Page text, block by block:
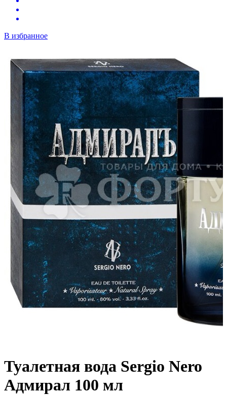
В избранное
Туалетная вода Sergio Nero
Адмирал 100 мл